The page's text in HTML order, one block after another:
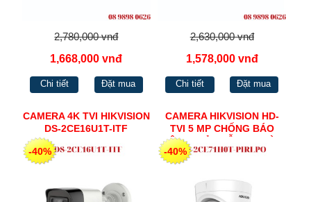
2,780,000 vnđ
1,668,000 vnđ
Chi tiết Đặt mua
2,630,000 vnđ
1,578,000 vnđ
Chi tiết Đặt mua
CAMERA 4K TVI HIKVISION
DS-2CE16U1T-ITF
-40%
CAMERA HIKVISION HD-
TVI 5 MP CHỐNG BÁO
ĐỘNG GIẢ - HỖ TRỢ ĐÈN
CẢNH BÁO CHUYỂN ĐỘNG
DS-2CE71H0T-PIRLPO
-40%